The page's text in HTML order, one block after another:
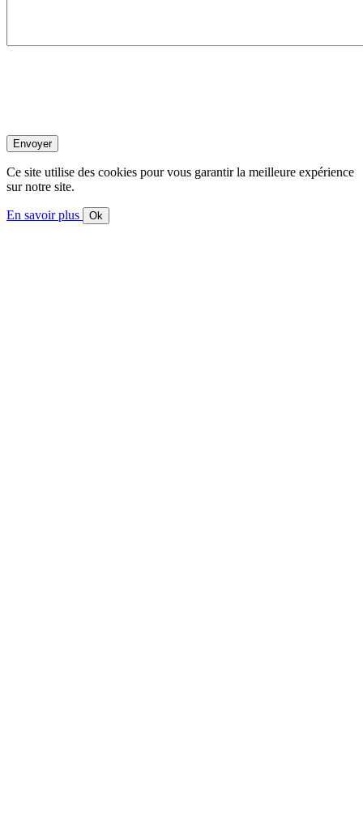
Ce site utilise des cookies pour vous garantir la meilleure expérience
sur notre site.
En savoir plus Ok